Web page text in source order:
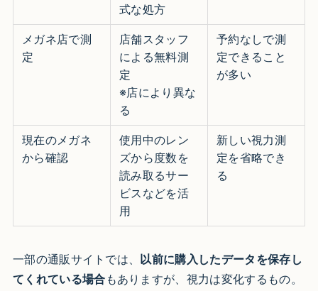
式な処方
メガネ店で測
定
店舗スタッフ
による無料測
定
※店により異な
る
予約なしで測
定できること
が多い
現在のメガネ
から確認
使用中のレン
ズから度数を
読み取るサー
ビスなどを活
用
新しい視力測
定を省略でき
る
一部の通販サイトでは、 以前に購入したデータを保存し
てくれている場合 もありますが、視力は変化するもの。